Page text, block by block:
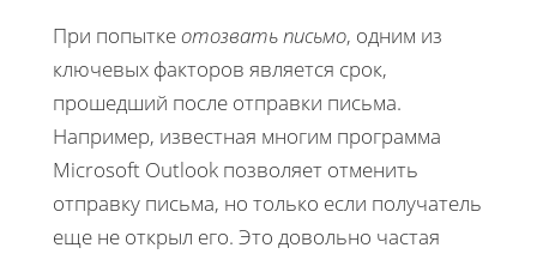
При попыткеотозвать письмо, одним из
ключевых факторов является срок,
прошедший после отправки письма.
Например, известная многим программа
Microsoft Outlook позволяет отменить
отправку письма, но только если получатель
еще не открыл его. Это довольно частая